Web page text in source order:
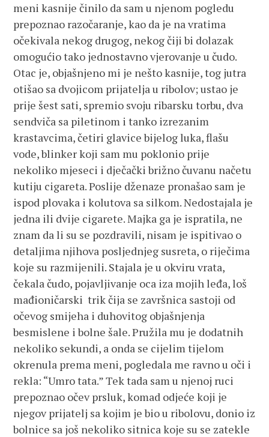
meni kasnije činilo da sam u njenom pogledu
prepoznao razočaranje, kao da je na vratima
očekivala nekog drugog, nekog čiji bi dolazak
omogućio tako jednostavno vjerovanje u čudo.
Otac je, objašnjeno mi je nešto kasnije, tog jutra
otišao sa dvojicom prijatelja u ribolov; ustao je
prije šest sati, spremio svoju ribarsku torbu, dva
sendviča sa piletinom i tanko izrezanim
krastavcima, četiri glavice bijelog luka, flašu
vode, blinker koji sam mu poklonio prije
nekoliko mjeseci i dječački brižno čuvanu načetu
kutiju cigareta. Poslije dženaze pronašao sam je
ispod plovaka i kolutova sa silkom. Nedostajala je
jedna ili dvije cigarete. Majka ga je ispratila, ne
znam da li su se pozdravili, nisam je ispitivao o
detaljima njihova posljednjeg susreta, o riječima
koje su razmijenili. Stajala je u okviru vrata,
čekala čudo, pojavljivanje oca iza mojih leđa, loš
mađioničarski trik čija se završnica sastoji od
očevog smijeha i duhovitog objašnjenja
besmislene i bolne šale. Pružila mu je dodatnih
nekoliko sekundi, a onda se cijelim tijelom
okrenula prema meni, pogledala me ravno u oči i
rekla: “Umro tata.” Tek tada sam u njenoj ruci
prepoznao očev prsluk, komad odjeće koji je
njegov prijatelj sa kojim je bio u ribolovu, donio iz
bolnice sa još nekoliko sitnica koje su se zatekle